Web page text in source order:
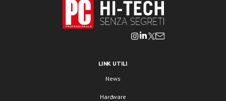
LINK UTILI
News
Hardware